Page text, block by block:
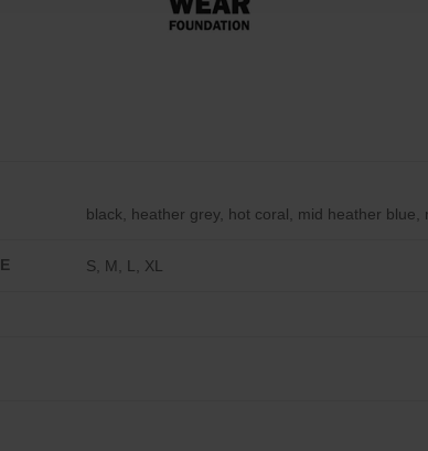
black, heather grey, hot coral, mid heather blue,
S, M, L, XL